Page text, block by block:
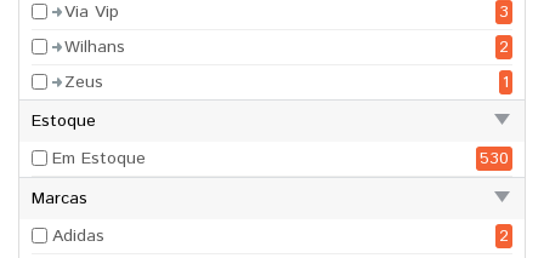
Via Vip
3
Wilhans
2
Zeus
1
Estoque
Em Estoque
530
Marcas
Adidas
2